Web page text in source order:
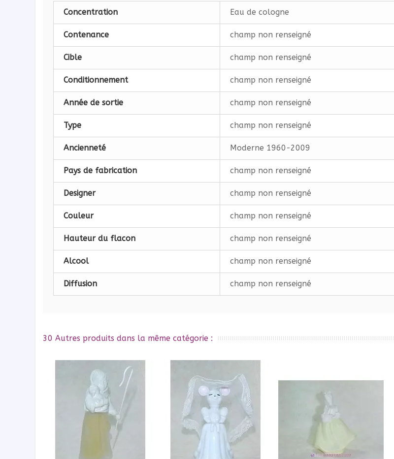
Concentration Eau de cologne
Contenance champ non renseigné
Cible champ non renseigné
Conditionnement champ non renseigné
Année de sortie champ non renseigné
Type champ non renseigné
Ancienneté Moderne 1960-2009
Pays de fabrication champ non renseigné
Designer champ non renseigné
Couleur champ non renseigné
Hauteur du flacon champ non renseigné
Alcool champ non renseigné
Diffusion champ non renseigné
30 Autres produits dans la même catégorie :